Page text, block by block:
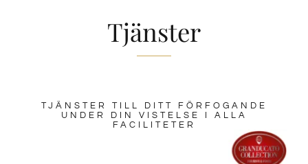
Tjänster
TJÄNSTER TILL DITT FÖRFOGANDE
UNDER DIN VISTELSE I ALLA
FACILITETER